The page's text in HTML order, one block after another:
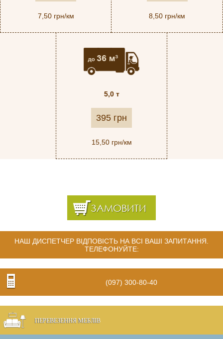
7,50 грн/км 8,50 грн/км
5,0 т
395 грн
15,50 грн/км
ЗАМОВИТИ
НАШ ДИСПЕТЧЕР ВІДПОВІСТЬ НА ВСІ ВАШІ ЗАПИТАННЯ.
ТЕЛЕФОНУЙТЕ:
(097) 300-80-40
ПЕРЕВЕЗЕННЯ МЕБЛІВ